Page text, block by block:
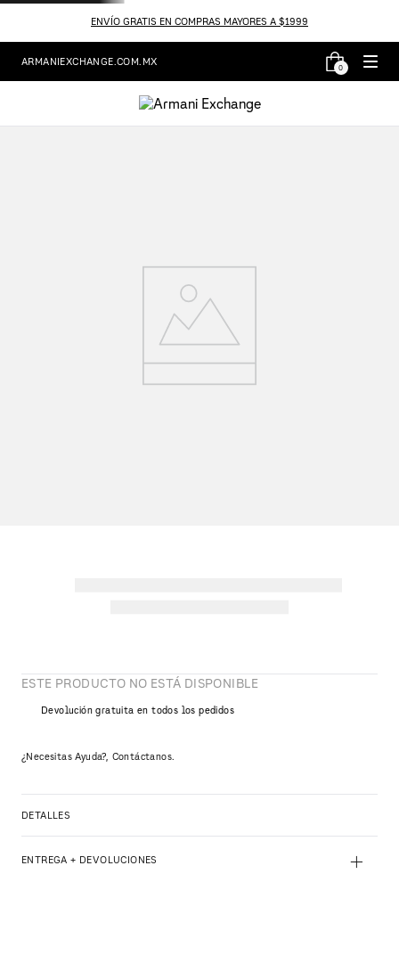
ENVÍO GRATIS EN COMPRAS MAYORES A $1999
ARMANIEXCHANGE.COM.MX 0
ESTE PRODUCTO NO ESTÁ DISPONIBLE
Devolución gratuita en todos los pedidos
¿Necesitas Ayuda?, Contáctanos.
DETALLES
ENTREGA + DEVOLUCIONES +